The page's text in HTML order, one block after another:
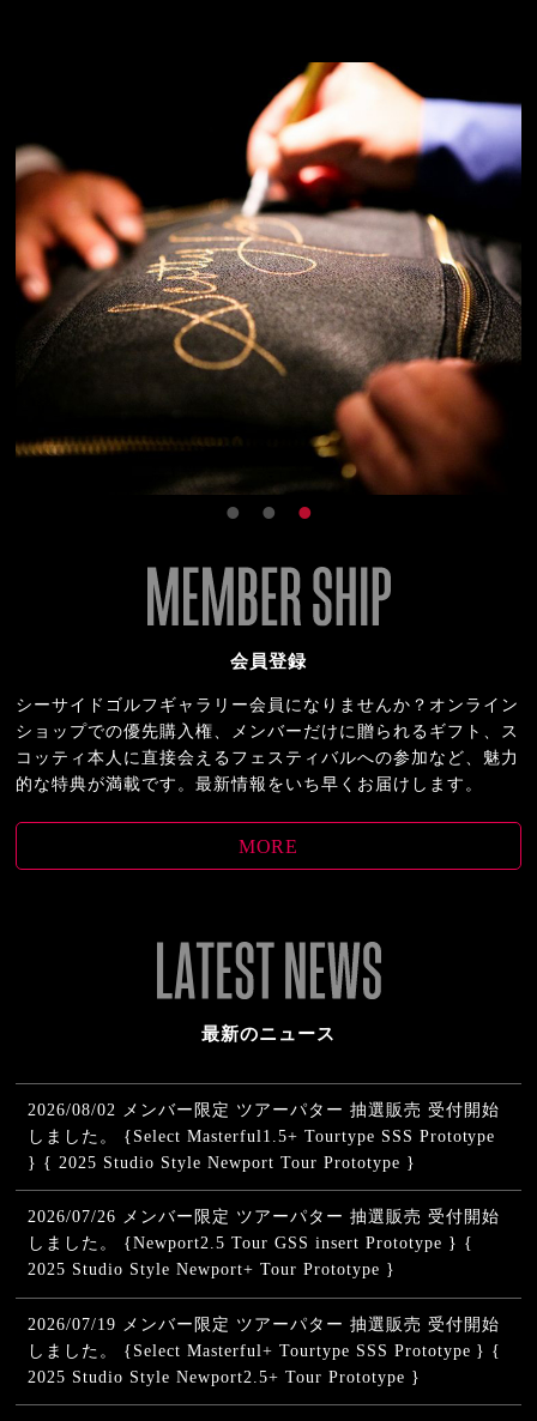
会員登録
シーサイドゴルフギャラリー会員になりませんか？オンライン
ショップでの優先購入権、メンバーだけに贈られるギフト、ス
コッティ本人に直接会えるフェスティバルへの参加など、魅力
的な特典が満載です。最新情報をいち早くお届けします。
MORE
最新のニュース
2026/08/02
メンバー限定 ツアーパター 抽選販売 受付開始
しました。 {Select Masterful1.5+ Tourtype SSS Prototype
} { 2025 Studio Style Newport Tour Prototype }
2026/07/26 メンバー限定 ツアーパター 抽選販売 受付開始
しました。 {Newport2.5 Tour GSS insert Prototype } {
2025 Studio Style Newport+ Tour Prototype }
2026/07/19 メンバー限定 ツアーパター 抽選販売 受付開始
しました。 {Select Masterful+ Tourtype SSS Prototype } {
2025 Studio Style Newport2.5+ Tour Prototype }